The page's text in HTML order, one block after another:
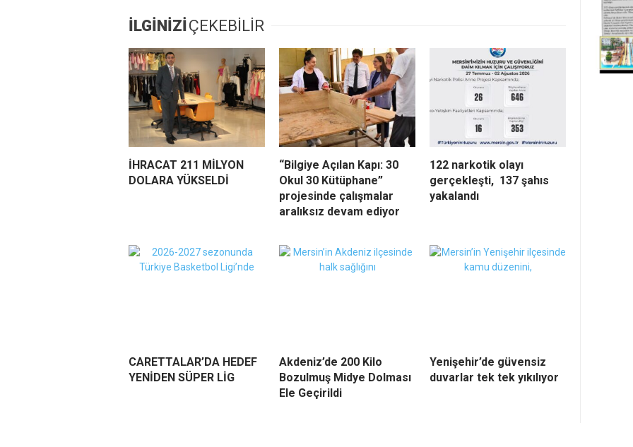
İLGİNİZİ ÇEKEBİLİR
İHRACAT 211 MİLYON
DOLARA YÜKSELDİ
“Bilgiye Açılan Kapı: 30
Okul 30 Kütüphane”
projesinde çalışmalar
aralıksız devam ediyor
122 narkotik olayı
gerçekleşti, 137 şahıs
yakalandı
CARETTALAR’DA HEDEF
YENİDEN SÜPER LİG
Akdeniz’de 200 Kilo
Bozulmuş Midye Dolması
Ele Geçirildi
Yenişehir’de güvensiz
duvarlar tek tek yıkılıyor